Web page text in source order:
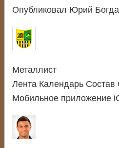
Опубликовал Юрий
Металлист
Лента Календарь Состав
Мобильное приложение